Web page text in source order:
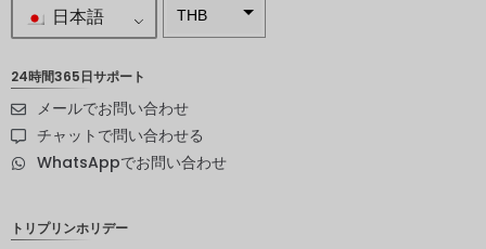
日本語 THB
スウェー
デンクロ
ーナ
24時間365日サポート
メールでお問い合わせ
チャットで問い合わせる
WhatsAppでお問い合わせ
トリプリンホリデー